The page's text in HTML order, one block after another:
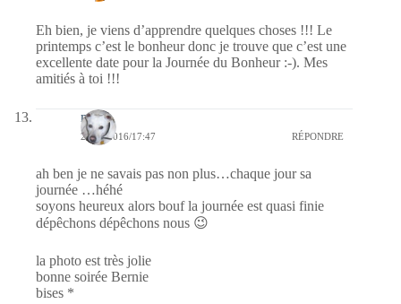
Eh bien, je viens d’apprendre quelques choses !!! Le
printemps c’est le bonheur donc je trouve que c’est une
excellente date pour la Journée du Bonheur :-). Mes
amitiés à toi !!!
nays
20/03/2016/17:47 RÉPONDRE
ah ben je ne savais pas non plus…chaque jour sa
journée …héhé
soyons heureux alors bouf la journée est quasi finie
dépêchons dépêchons nous 😉
la photo est très jolie
bonne soirée Bernie
bises *